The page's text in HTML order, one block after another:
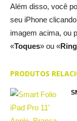
Além disso, você
seu iPhone
imagem acima, ou
«Toques» ou «
PRODUTOS